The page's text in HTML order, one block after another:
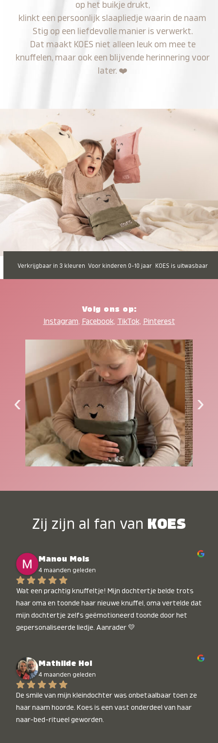
op het buikje drukt,
klinkt een persoonlijk slaapliedje waarin de naam
Stig op een liefdevolle manier is verwerkt.
Dat maakt KOES niet alleen leuk om mee te
knuffelen, maar ook een blijvende herinnering voor
later. ❤️
Verkrijgbaar in 3 kleuren Voor kinderen 0-10 jaar KOES is uitwasbaar
Volg ons op:
Instagram, Facebook, TikTok, Pinterest
‹ ›
Zij zijn al fan van KOES
Manou Mols
4 maanden geleden
Wat een prachtig knuffeltje! Mijn dochtertje belde trots
haar oma en toonde haar nieuwe knuffel, oma vertelde dat
mijn dochtertje zelfs geëmotioneerd toonde door het
gepersonaliseerde liedje. Aanrader 💛
Mathilde Hol
4 maanden geleden
De smile van mijn kleindochter was onbetaalbaar toen ze
haar naam hoorde. Koes is een vast onderdeel van haar
naar-bed-ritueel geworden.